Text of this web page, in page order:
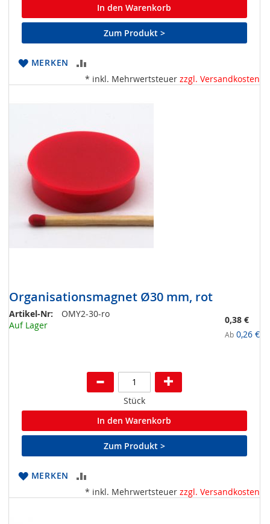
In den Warenkorb
Zum Produkt >
MERKEN
VERGLEICHSLISTE
* inkl. Mehrwertsteuer zzgl. Versandkosten
Organisationsmagnet Ø30 mm, rot
Artikel-Nr:
OMY2-30-ro
Auf Lager
0,38 €
Ab 0,26 €
Stück
In den Warenkorb
Zum Produkt >
MERKEN
VERGLEICHSLISTE
* inkl. Mehrwertsteuer zzgl. Versandkosten